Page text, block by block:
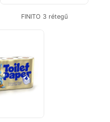
FINITO 3 rétegű